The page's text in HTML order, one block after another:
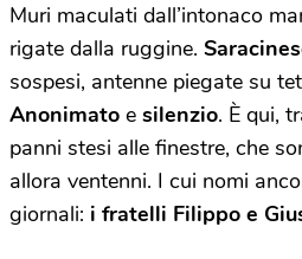
Muri maculati dall’intonaco
rigate dalla ruggine.
sospesi, antenne piegate su
Anonimato e silenzio. È qui,
panni stesi alle finestre, che
allora ventenni. I cui nomi
giornali: i fratelli Filippo e